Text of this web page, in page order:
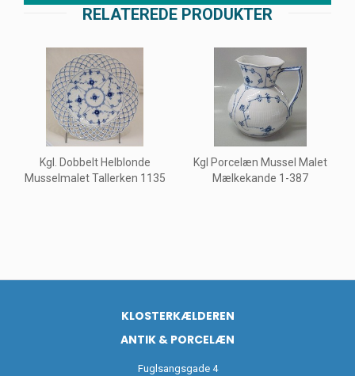
RELATEREDE PRODUKTER
Kgl. Dobbelt Helblonde
Musselmalet Tallerken 1135
Kgl Porcelæn Mussel Malet
Mælkekande 1-387
KLOSTERKÆLDEREN
ANTIK & PORCELÆN
Fuglsangsgade 4